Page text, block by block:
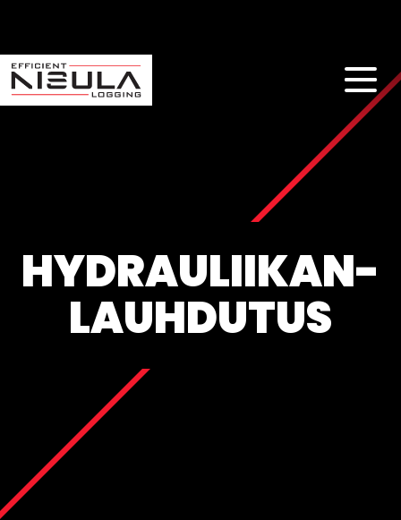
HYDRAULIIKAN-
LAUHDUTUS